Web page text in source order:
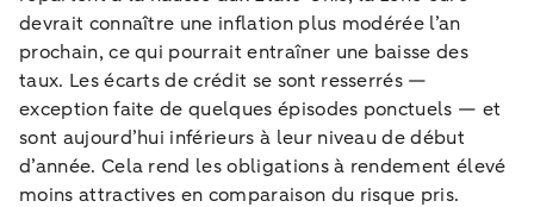
devrait connaître une inflation plus modérée l’an
prochain, ce qui pourrait entraîner une baisse des
taux. Les écarts de crédit se sont resserrés —
exception faite de quelques épisodes ponctuels — et
sont aujourd’hui inférieurs à leur niveau de début
d’année. Cela rend les obligations à rendement élevé
moins attractives en comparaison du risque pris.